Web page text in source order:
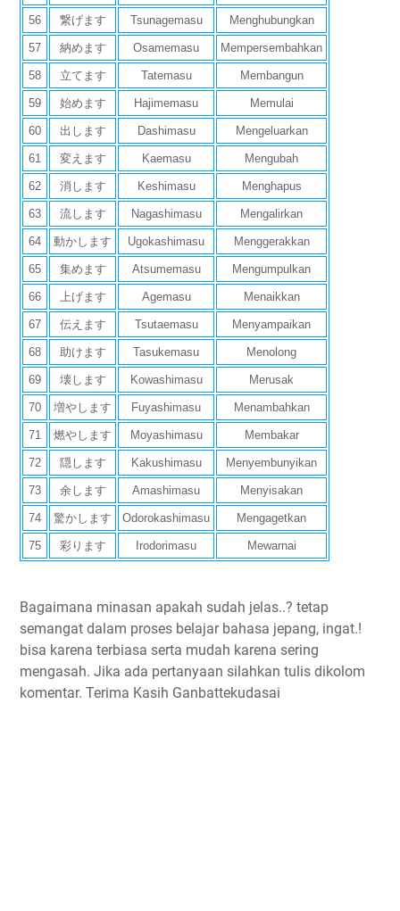
56 繋げます Tsunagemasu Menghubungkan
57 納めます Osamemasu Mempersembahkan
58 立てます Tatemasu Membangun
59 始めます Hajimemasu Memulai
60 出します Dashimasu Mengeluarkan
61 変えます Kaemasu Mengubah
62 消します Keshimasu Menghapus
63 流します Nagashimasu Mengalirkan
64 動かします Ugokashimasu Menggerakkan
65 集めます Atsumemasu Mengumpulkan
66 上げます Agemasu Menaikkan
67 伝えます Tsutaemasu Menyampaikan
68 助けます Tasukemasu Menolong
69 壊します Kowashimasu Merusak
70 増やします Fuyashimasu Menambahkan
71 燃やします Moyashimasu Membakar
72 隠します Kakushimasu Menyembunyikan
73 余します Amashimasu Menyisakan
74 驚かします Odorokashimasu Mengagetkan
75 彩ります Irodorimasu Mewarnai
Bagaimana minasan apakah sudah jelas..? tetap
semangat dalam proses belajar bahasa jepang, ingat.!
bisa karena terbiasa serta mudah karena sering
mengasah. Jika ada pertanyaan silahkan tulis dikolom
komentar. Terima Kasih Ganbattekudasai